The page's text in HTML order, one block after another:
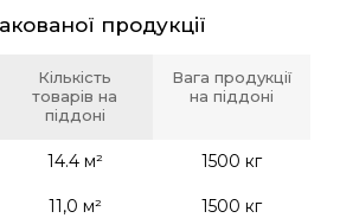
продукції
Кількість
товарів на
піддоні
Вага продукції
на піддоні
14.4 м² 1500 кг
11,0 м² 1500 кг